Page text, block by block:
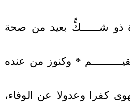
شــــــكٍّ بعيد من صحة
* وكنوز من عنده
كفرا وعدولا عن الوفاء،